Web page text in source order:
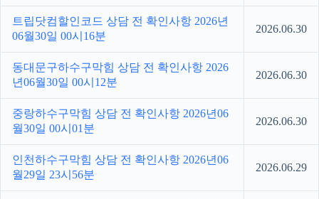
트립닷컴할인코드 상담 전 확인사항 2026년
06월30일 00시16분
2026.06.30
동대문구하수구막힘 상담 전 확인사항 2026
년06월30일 00시12분
2026.06.30
중랑하수구막힘 상담 전 확인사항 2026년06
월30일 00시01분
2026.06.30
인천하수구막힘 상담 전 확인사항 2026년06
월29일 23시56분
2026.06.29